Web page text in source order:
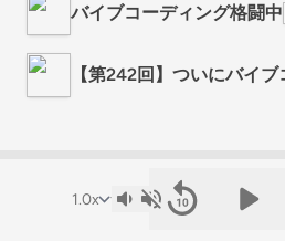
バイブコーディング格闘中
【第242回】ついにバイ